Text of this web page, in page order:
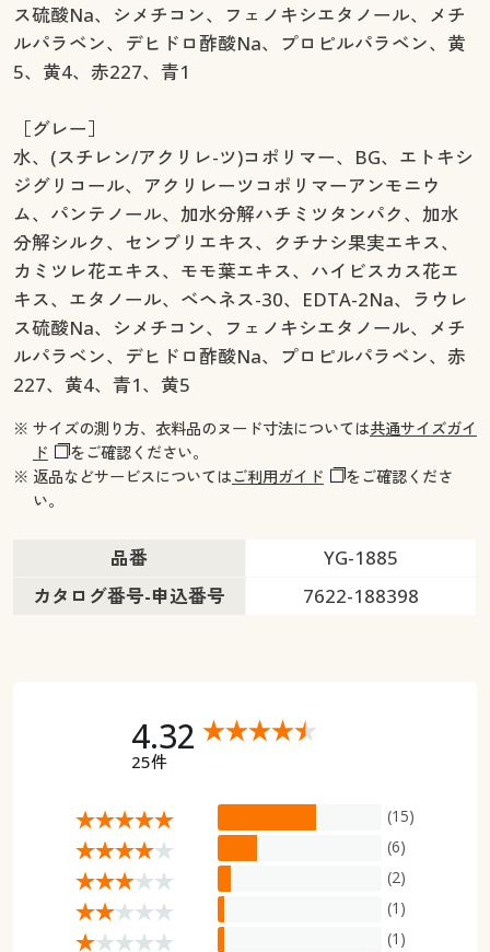
ス硫酸Na、シメチコン、フェノキシエタノール、メチ
ルパラベン、デヒドロ酢酸Na、プロピルパラベン、黄
5、黄4、赤227、青1
［グレー］
水、(スチレン/アクリレ-ツ)コポリマー、BG、エトキシ
ジグリコール、アクリレーツコポリマーアンモニウ
ム、パンテノール、加水分解ハチミツタンパク、加水
分解シルク、センブリエキス、クチナシ果実エキス、
カミツレ花エキス、モモ葉エキス、ハイビスカス花エ
キス、エタノール、ベヘネス-30、EDTA-2Na、ラウレ
ス硫酸Na、シメチコン、フェノキシエタノール、メチ
ルパラベン、デヒドロ酢酸Na、プロピルパラベン、赤
227、黄4、青1、黄5
※ サイズの測り方、衣料品のヌード寸法については共通サイズガイ
ド
をご確認ください。
※ 返品などサービスについてはご利用ガイド
をご確認くださ
い。
品番
YG-1885
カタログ番号-申込番号
7622-188398
4.32
25件
(15)
(6)
(2)
(1)
(1)